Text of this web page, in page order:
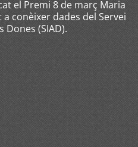
el Premi 8 de març Maria
conèixer dades del Servei
(SIAD).